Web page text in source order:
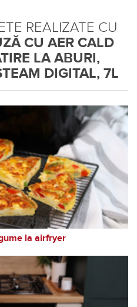
REALIZATE CU
CU AER CALD
LA ABURI,
DIGITAL, 7L
la airfryer